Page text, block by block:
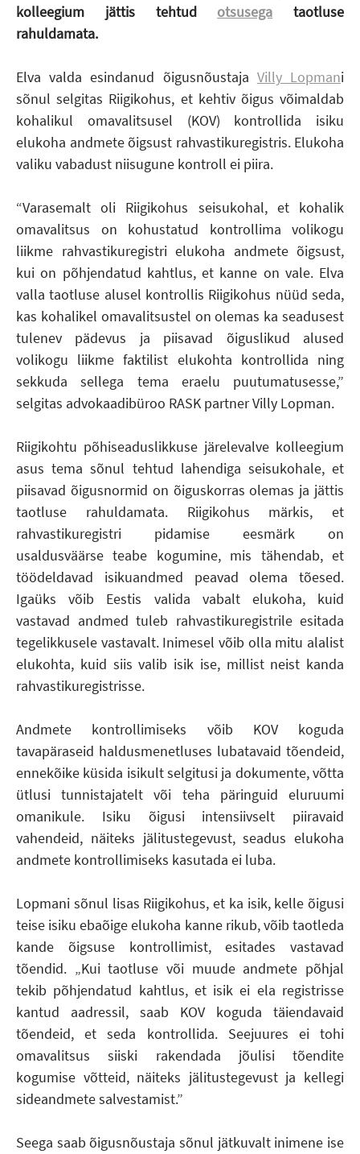
kolleegium jättis tehtud otsusega taotluse
rahuldamata.
Elva valda esindanud õigusnõustaja Villy Lopmani
sõnul selgitas Riigikohus, et kehtiv õigus võimaldab
kohalikul omavalitsusel (KOV) kontrollida isiku
elukoha andmete õigsust rahvastikuregistris. Elukoha
valiku vabadust niisugune kontroll ei piira.
“Varasemalt oli Riigikohus seisukohal, et kohalik
omavalitsus on kohustatud kontrollima volikogu
liikme rahvastikuregistri elukoha andmete õigsust,
kui on põhjendatud kahtlus, et kanne on vale. Elva
valla taotluse alusel kontrollis Riigikohus nüüd seda,
kas kohalikel omavalitsustel on olemas ka seadusest
tulenev pädevus ja piisavad õiguslikud alused
volikogu liikme faktilist elukohta kontrollida ning
sekkuda sellega tema eraelu puutumatusesse,”
selgitas advokaadibüroo RASK partner Villy Lopman.
Riigikohtu põhiseaduslikkuse järelevalve kolleegium
asus tema sõnul tehtud lahendiga seisukohale, et
piisavad õigusnormid on õiguskorras olemas ja jättis
taotluse rahuldamata. Riigikohus märkis, et
rahvastikuregistri pidamise eesmärk on
usaldusväärse teabe kogumine, mis tähendab, et
töödeldavad isikuandmed peavad olema tõesed.
Igaüks võib Eestis valida vabalt elukoha, kuid
vastavad andmed tuleb rahvastikuregistrile esitada
tegelikkusele vastavalt. Inimesel võib olla mitu alalist
elukohta, kuid siis valib isik ise, millist neist kanda
rahvastikuregistrisse.
Andmete kontrollimiseks võib KOV koguda
tavapäraseid haldusmenetluses lubatavaid tõendeid,
ennekõike küsida isikult selgitusi ja dokumente, võtta
ütlusi tunnistajatelt või teha päringuid eluruumi
omanikule. Isiku õigusi intensiivselt piiravaid
vahendeid, näiteks jälitustegevust, seadus elukoha
andmete kontrollimiseks kasutada ei luba.
Lopmani sõnul lisas Riigikohus, et ka isik, kelle õigusi
teise isiku ebaõige elukoha kanne rikub, võib taotleda
kande õigsuse kontrollimist, esitades vastavad
tõendid. „Kui taotluse või muude andmete põhjal
tekib põhjendatud kahtlus, et isik ei ela registrisse
kantud aadressil, saab KOV koguda täiendavaid
tõendeid, et seda kontrollida. Seejuures ei tohi
omavalitsus siiski rakendada jõulisi tõendite
kogumise võtteid, näiteks jälitustegevust ja kellegi
sideandmete salvestamist.”
Seega saab õigusnõustaja sõnul jätkuvalt inimene ise